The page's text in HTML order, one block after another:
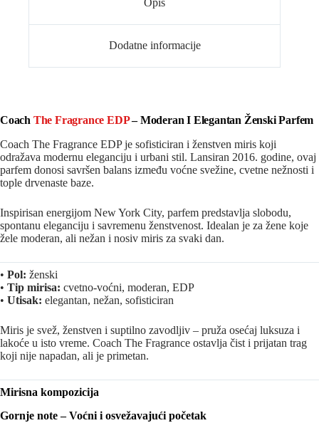
Dodatne informacije
Coach The Fragrance EDP– Moderan I Elegantan Ženski Parfem
Coach The Fragrance EDP je sofisticiran i ženstven miris koji
odražava modernu eleganciju i urbani stil. Lansiran 2016. godine, ovaj
parfem donosi savršen balans između voćne svežine, cvetne nežnosti i
tople drvenaste baze.
Inspirisan energijom New York City, parfem predstavlja slobodu,
spontanu eleganciju i savremenu ženstvenost. Idealan je za žene koje
žele moderan, ali nežan i nosiv miris za svaki dan.
• Pol: ženski
• Tip mirisa: cvetno-voćni, moderan, EDP
• Utisak: elegantan, nežan, sofisticiran
Miris je svež, ženstven i suptilno zavodljiv – pruža osećaj luksuza i
lakoće u isto vreme. Coach The Fragrance ostavlja čist i prijatan trag
koji nije napadan, ali je primetan.
Mirisna kompozicija
Gornje note – Voćni i osvežavajući početak